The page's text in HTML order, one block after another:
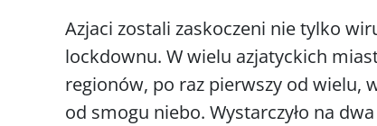
Azjaci zostali zaskoczeni nie tylko
lockdownu. W wielu azjatyckich
regionów, po raz pierwszy od wielu,
od smogu niebo. Wystarczyło na